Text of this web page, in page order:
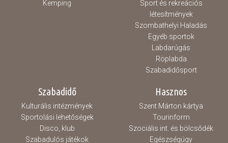
Kemping
Sport és rekreációs
létesítmények
Szombathelyi Haladás
Egyéb sportok
Labdarúgás
Röplabda
Szabadidősport
Szabadidő
Kulturális intézmények
Sportolási lehetőségek
Disco, klub
Szabadulós játékok
Hasznos
Szent Márton kártya
Tourinform
Szociális int. és bölcsődék
Egészségügy